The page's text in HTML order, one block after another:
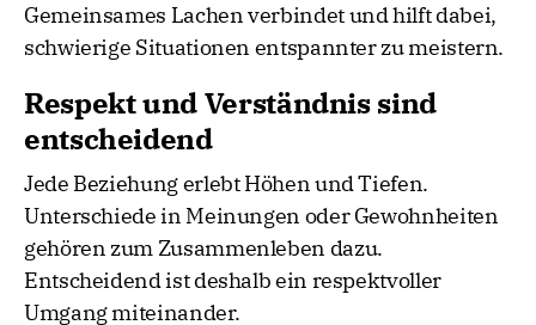
Gemeinsames Lachen verbindet und hilft dabei,
schwierige Situationen entspannter zu meistern.
Respekt und Verständnis sind
entscheidend
Jede Beziehung erlebt Höhen und Tiefen.
Unterschiede in Meinungen oder Gewohnheiten
gehören zum Zusammenleben dazu.
Entscheidend ist deshalb ein respektvoller
Umgang miteinander.